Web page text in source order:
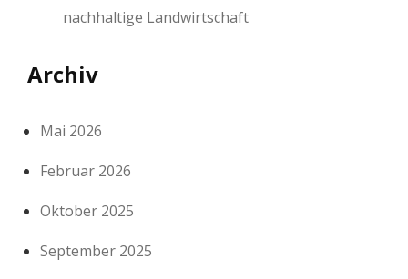
nachhaltige Landwirtschaft
Archiv
Mai 2026
Februar 2026
Oktober 2025
September 2025